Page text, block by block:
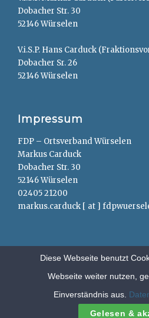
Dobacher Str. 30
52146 Würselen
V.i.S.P. Hans Carduck
Dobacher Sr. 26
52146 Würselen
Impressum
FDP – Ortsverband Würselen
Markus Carduck
Dobacher Str. 30
52146 Würselen
02405 21200
markus.carduck [ at ]
Copyright © 2026FDP –
Anträge
Clean Education by
Diese Webseite benutzt
Webseite weiter nutzen,
Einverständnis aus.
Gelesen &